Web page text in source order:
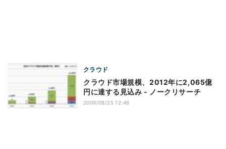
クラウド
クラウド市場規模、2012年に2,065億
円に達する見込み - ノークリサーチ
2009/08/25 12:48